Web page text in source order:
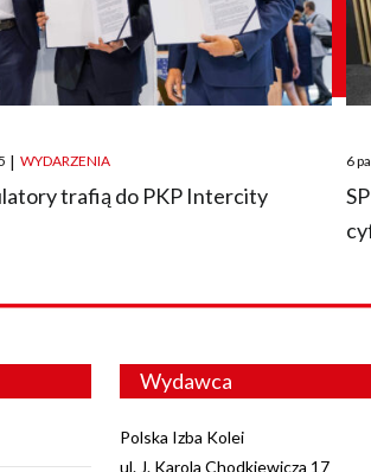
| WYDARZENIA
trafią do PKP Intercity
on
6
Wydawca
Polska Izba Kolei
ul. J. Karola Chodkiewicza 17